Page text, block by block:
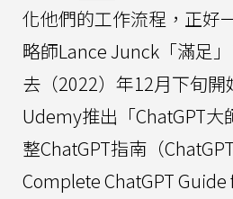
化他們的工作流程，正好
略師Lance Junck「滿足
去（2022）年12月下旬開
Udemy推出「ChatGPT大
整ChatGPT指南（
Complete ChatGPT Guide